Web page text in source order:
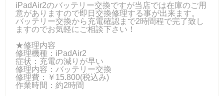
iPadAir2のバッテリー交換ですが当店では在庫のご用
意がありますので即日交換修理する事が出来ます。
バッテリー交換から充電確認まで2時間程で完了致し
ますのでお気軽にご相談下さい！
★修理内容
修理機種：iPadAir2
症状：充電の減りが早い
修理内容：バッテリー交換
修理費：￥15.800(税込み)
作業時間：約2時間